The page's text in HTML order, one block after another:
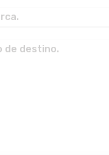
de destino.